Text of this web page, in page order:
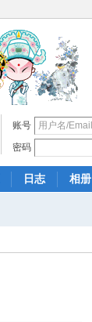
账号
密码
日志 相册